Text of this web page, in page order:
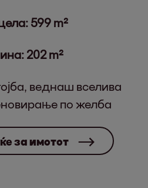
599 m²
202 m²
веднаш вселива
по желба
за имотот